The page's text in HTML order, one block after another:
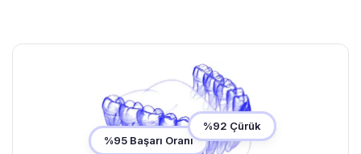
%95 Başarı Oranı
%92 Çürük